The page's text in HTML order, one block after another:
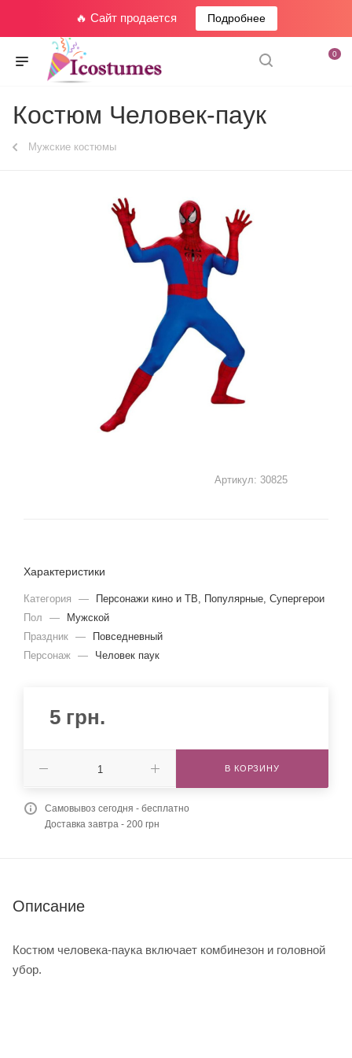
🔥 Сайт продается Подробнее
0
Костюм Человек-паук
Мужские костюмы
Артикул: 30825
Характеристики
Категория —
Персонажи кино и ТВ, Популярные, Супергерои
Пол
—
Мужской
Праздник —
Повседневный
Персонаж — Человек паук
5 грн.
В КОРЗИНУ
Самовывоз сегодня - бесплатно
Доставка завтра - 200 грн
Описание
Костюм человека-паука включает комбинезон и головной
убор.